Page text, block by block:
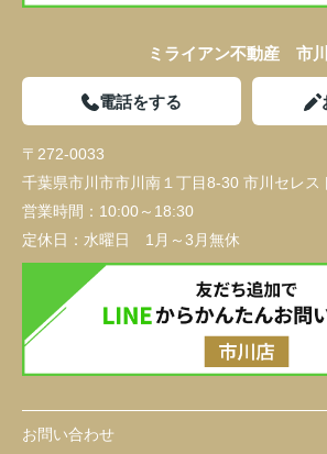
ミライアン不動産 市
電話をする
〒272-0033
千葉県市川市市川南１丁目8-30 市川セレス
営業時間： 10:00～18:30
定休日： 水曜日 1月～3月無休
お問い合わせ